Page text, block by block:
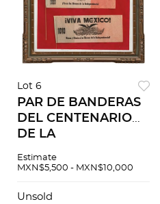
Lot 6
PAR DE BANDERAS
DEL CENTENARIO
DE LA
MÉXICO, S XX En
de madera.
Estimate
MXN$5,500 - MXN$10,000
Unsold